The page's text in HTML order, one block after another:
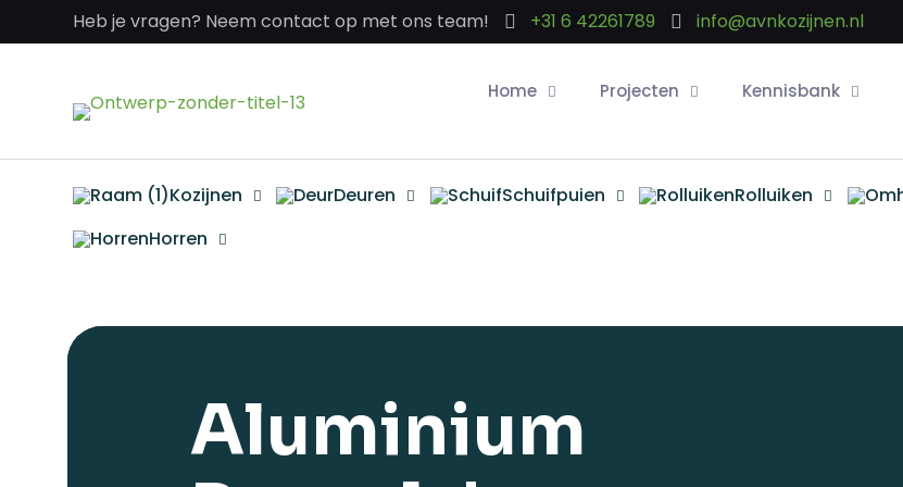
Heb je vragen? Neem contact op met ons team! +31 6 42261789 info@avnkozijnen.nl
Home Projecten Kennisbank
Kozijnen Deuren Schuifpuien Rolluiken
Horren
Aluminium